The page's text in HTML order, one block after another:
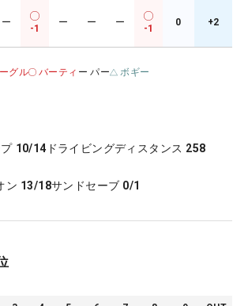
ー
-1
ー ー ー
-1
0 +2
グル バーティ ー パー ボギー
10/14 ドライビングディスタンス 258
ン 13/18サンドセーブ 0/1